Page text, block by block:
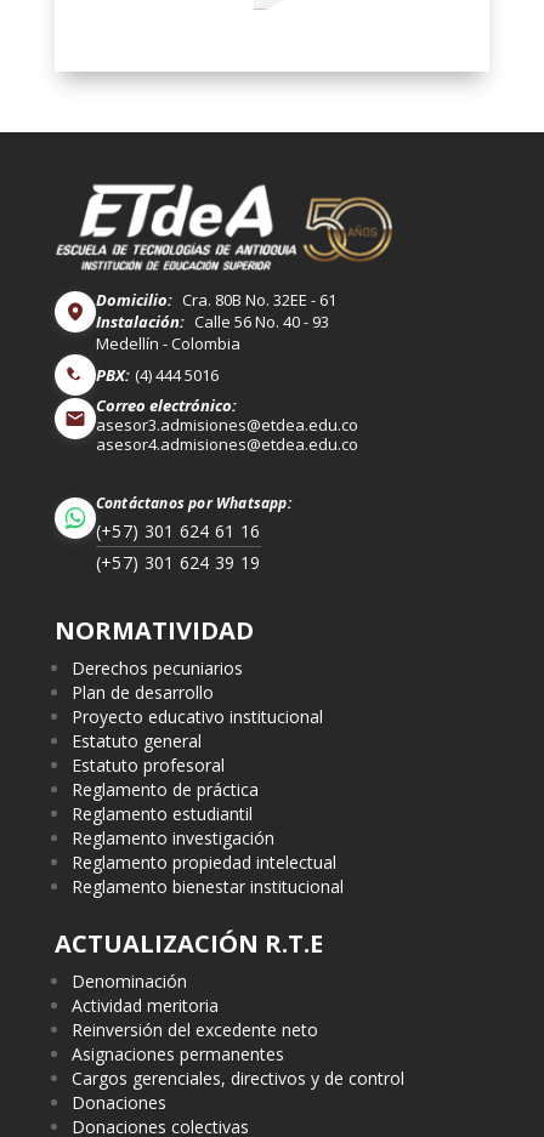
Domicilio: Cra. 80B No. 32EE - 61
Instalación: Calle 56 No. 40 - 93
Medellín - Colombia
PBX: (4) 444 5016
Correo electrónico:
asesor3.admisiones@etdea.edu.co
asesor4.admisiones@etdea.edu.co
Contáctanos por Whatsapp:
(+57) 301 624 61 16
(+57) 301 624 39 19
NORMATIVIDAD
Derechos pecuniarios
Plan de desarrollo
Proyecto educativo institucional
Estatuto general
Estatuto profesoral
Reglamento de práctica
Reglamento estudiantil
Reglamento investigación
Reglamento propiedad intelectual
Reglamento bienestar institucional
ACTUALIZACIÓN R.T.E
Denominación
Actividad meritoria
Reinversión del excedente neto
Asignaciones permanentes
Cargos gerenciales, directivos y de control
Donaciones
Donaciones colectivas